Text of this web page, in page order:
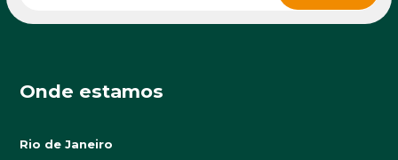
Onde estamos
Rio de Janeiro